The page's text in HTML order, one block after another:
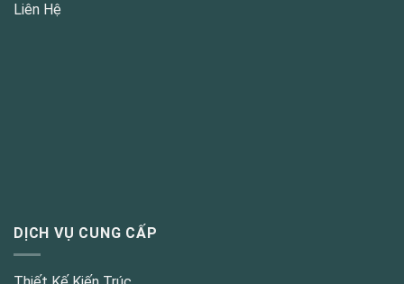
Liên Hệ
DỊCH VỤ CUNG CẤP